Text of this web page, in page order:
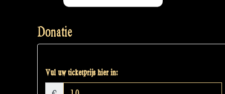
Donatie
Vul uw ticketprijs hier in: